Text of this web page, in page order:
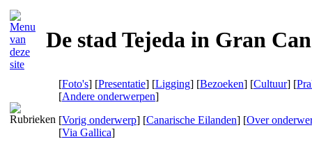
De stad Tejeda in Gran
[Foto's] [Presentatie] [Ligging] [Bezoeken] [Cultuur] [
[Andere onderwerpen]
[Vorig onderwerp] [Canarische Eilanden] [Over
[Via Gallica]